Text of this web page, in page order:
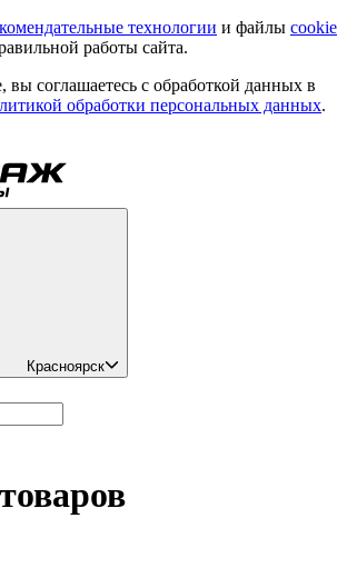
технологии и файлы cookie
работы сайта.
вы соглашаетесь с обработкой данных в
обработки персональных данных.
Красноярск